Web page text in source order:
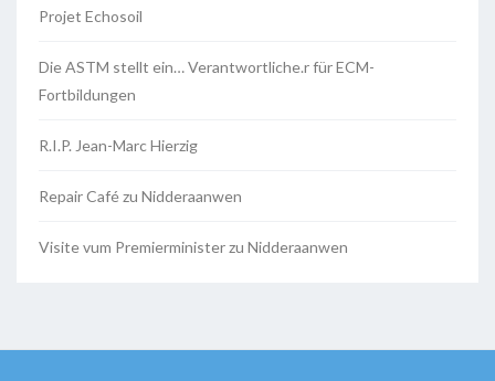
Projet Echosoil
Die ASTM stellt ein… Verantwortliche.r für ECM-
Fortbildungen
R.I.P. Jean-Marc Hierzig
Repair Café zu Nidderaanwen
Visite vum Premierminister zu Nidderaanwen